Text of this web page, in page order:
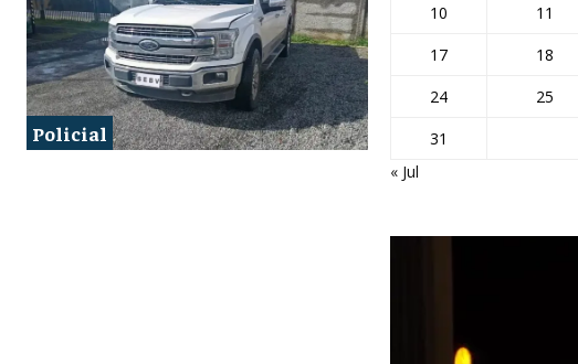
Policial
10
11
17
18
24
25
31
« Jul